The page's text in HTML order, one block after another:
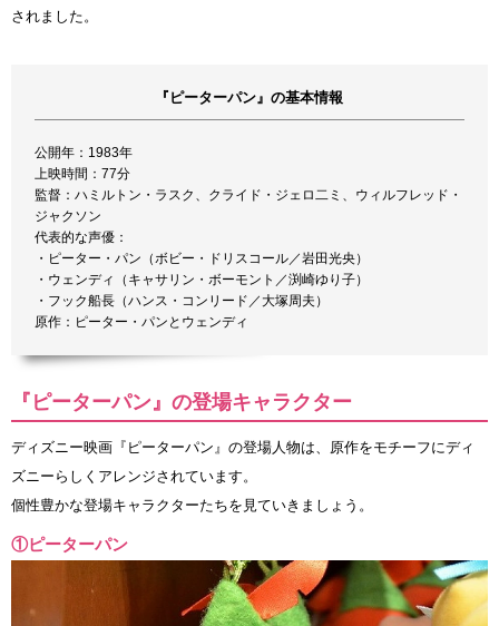
されました。
『ピーターパン』の基本情報
公開年：1983年
上映時間：77分
監督：ハミルトン・ラスク、クライド・ジェロ二ミ、ウィルフレッド・
ジャクソン
代表的な声優：
・ピーター・パン（ボビー・ドリスコール／岩田光央）
・ウェンディ（キャサリン・ボーモント／渕崎ゆり子）
・フック船長（ハンス・コンリード／大塚周夫）
原作：ピーター・パンとウェンディ
『ピーターパン』の登場キャラクター
ディズニー映画『ピーターパン』の登場人物は、原作をモチーフにディ
ズニーらしくアレンジされています。
個性豊かな登場キャラクターたちを見ていきましょう。
①ピーターパン